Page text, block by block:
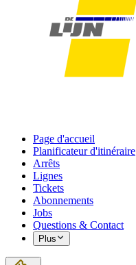
Page d'accueil
Planificateur d'itinéraire
Arrêts
Lignes
Tickets
Abonnements
Jobs
Questions & Contact
Plus